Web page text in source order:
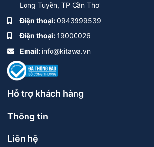
Long Tuyền, TP Cần Thơ
Điện thoại:0943999539
Điện thoại:19000026
Email: info@kitawa.vn
Hỗ trợ khách hàng
Thông tin
Liên hệ